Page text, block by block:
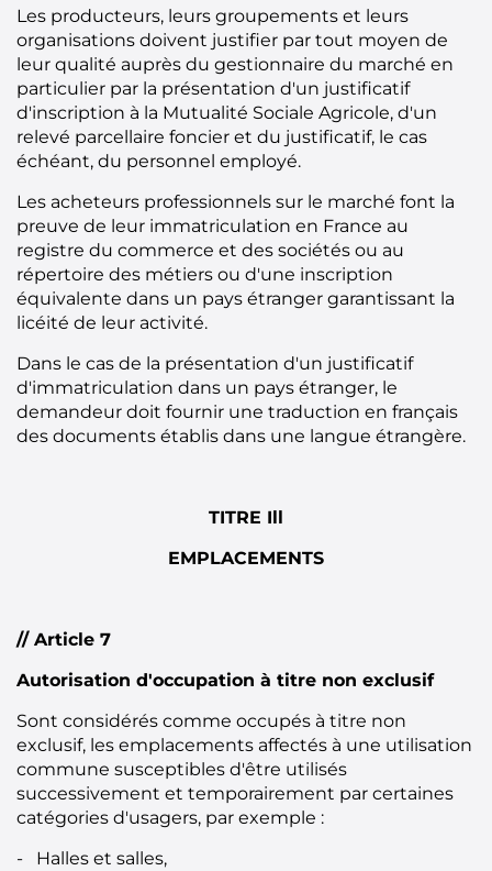
Les producteurs, leurs groupements et leurs
organisations doivent justifier par tout moyen de
leur qualité auprès du gestionnaire du marché en
particulier par la présentation d'un justificatif
d'inscription à la Mutualité Sociale Agricole, d'un
relevé parcellaire foncier et du justificatif, le cas
échéant, du personnel employé.
Les acheteurs professionnels sur le marché font la
preuve de leur immatriculation en France au
registre du commerce et des sociétés ou au
répertoire des métiers ou d'une inscription
équivalente dans un pays étranger garantissant la
licéité de leur activité.
Dans le cas de la présentation d'un justificatif
d'immatriculation dans un pays étranger, le
demandeur doit fournir une traduction en français
des documents établis dans une langue étrangère.
TITRE Ill
EMPLACEMENTS
// Article 7
Autorisation d'occupation à titre non exclusif
Sont considérés comme occupés à titre non
exclusif, les emplacements affectés à une utilisation
commune susceptibles d'être utilisés
successivement et temporairement par certaines
catégories d'usagers, par exemple :
- Halles et salles,